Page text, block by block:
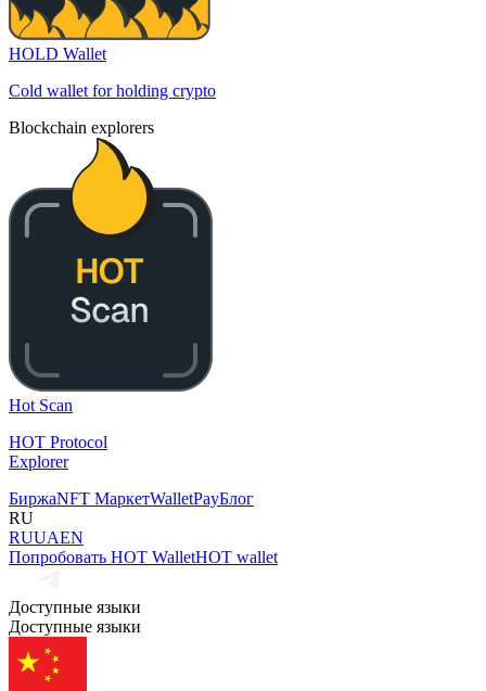
HOLD Wallet
Cold wallet for holding crypto
Blockchain explorers
Hot Scan
HOT Protocol
Explorer
БиржаNFT МаркетWalletPayБлог
RU
RUUAEN
Попробовать HOT WalletHOT wallet
Доступные языки
Доступные языки